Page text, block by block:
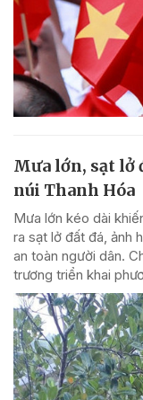
Mưa lớn, sạt lở
núi Thanh Hóa
Mưa lớn kéo dài
ra sạt lở đất đá, ảnh
an toàn người dân.
trương triển khai